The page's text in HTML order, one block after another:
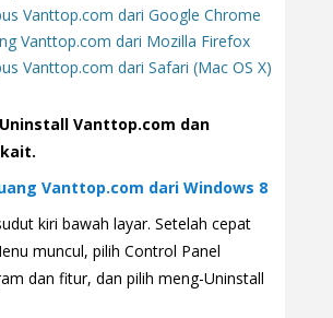
Vanttop.com dari Google Chrome
Vanttop.com dari Mozilla Firefox
Vanttop.com dari Safari (Mac OS X)
Uninstall Vanttop.com dan
Vanttop.com dari Windows 8
kiri bawah layar. Setelah cepat
muncul, pilih Control Panel
dan fitur, dan pilih meng-Uninstall